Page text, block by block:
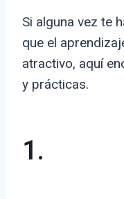
Si alguna vez te
que el
atractivo, aquí
y prácticas.
1.